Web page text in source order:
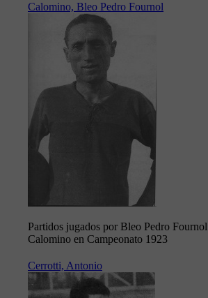
Calomino, Bleo Pedro Fournol
Partidos jugados por Bleo Pedro Fournol
Calomino en Campeonato 1923
Cerrotti, Antonio